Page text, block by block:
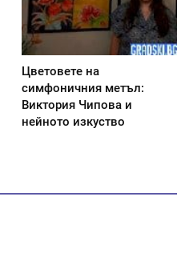
Цветовете на
симфоничния метъл:
Виктория Чипова и
нейното изкуство